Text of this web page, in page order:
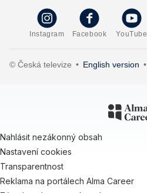
Instagram Facebook YouTube
© Česká televize • English version •
Nahlásit nezákonný obsah
Nastavení cookies
Transparentnost
Reklama na portálech Alma Career